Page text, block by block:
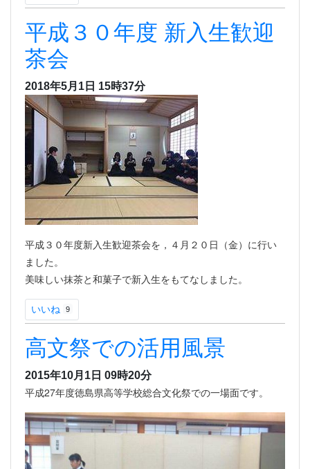
平成３０年度 新入生歓迎
茶会
2018年5月1日 15時37分
平成３０年度新入生歓迎茶会を，４月２０日（金）に行い
ました。
美味しい抹茶と和菓子で新入生をもてなしました。
いいね 9
高文祭での活用風景
2015年10月1日 09時20分
平成27年度徳島県高等学校総合文化祭での一場面です。